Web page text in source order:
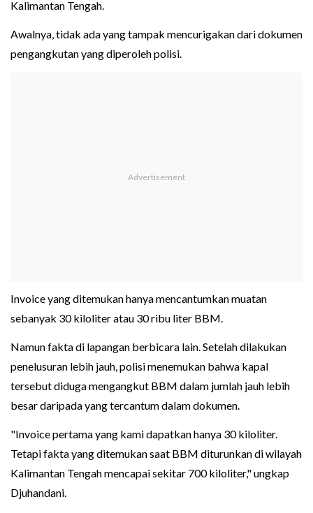
Kalimantan Tengah.
Awalnya, tidak ada yang tampak mencurigakan dari dokumen
pengangkutan yang diperoleh polisi.
Invoice yang ditemukan hanya mencantumkan muatan
sebanyak 30 kiloliter atau 30 ribu liter BBM.
Namun fakta di lapangan berbicara lain. Setelah dilakukan
penelusuran lebih jauh, polisi menemukan bahwa kapal
tersebut diduga mengangkut BBM dalam jumlah jauh lebih
besar daripada yang tercantum dalam dokumen.
"Invoice pertama yang kami dapatkan hanya 30 kiloliter.
Tetapi fakta yang ditemukan saat BBM diturunkan di wilayah
Kalimantan Tengah mencapai sekitar 700 kiloliter," ungkap
Djuhandani.